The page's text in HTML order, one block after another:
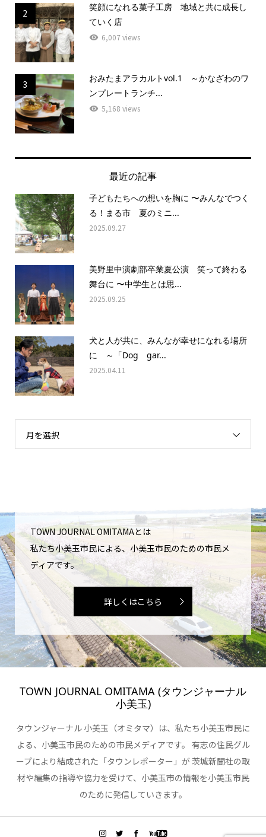
2
笑顔になれる菓子工房 地域と共に成長し
ていく店
6,007 views
3
おみたまアラカルトvol.1 ～かなざわのワ
ンプレートランチ...
5,168 views
最近の記事
子どもたちへの想いを胸に 〜みんなでつく
る！まる市 夏のミニ...
2025.09.27
美野里中演劇部卒業夏公演 笑って終わる
舞台に 〜中学生とは思...
2025.09.25
犬と人が共に、みんなが幸せになれる場所
に ～「Dog gar...
2025.04.11
月を選択
TOWN JOURNAL OMITAMAとは
私たち小美玉市民による、小美玉市民のための市民メ
ディアです。
詳しくはこちら
TOWN JOURNAL OMITAMA (タウンジャーナル
小美玉)
タウンジャーナル 小美玉（オミタマ）は、私たち小美玉市民に
よる、小美玉市民のための市民メディアです。 有志の住民グル
ープにより結成された「タウンレポーター」が 茨城新聞社の取
材や編集の指導や協力を受けて、小美玉市の情報を小美玉市民
のために発信していきます。